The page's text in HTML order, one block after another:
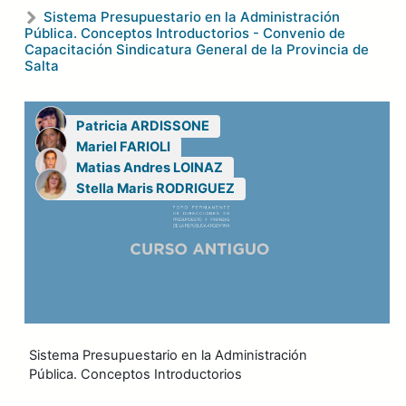
Sistema Presupuestario en la Administración
Pública. Conceptos Introductorios - Convenio de
Capacitación Sindicatura General de la Provincia de
Salta
Patricia ARDISSONE
Mariel FARIOLI
Matias Andres LOINAZ
Stella Maris RODRIGUEZ
Sistema Presupuestario en la Administración
Pública. Conceptos Introductorios